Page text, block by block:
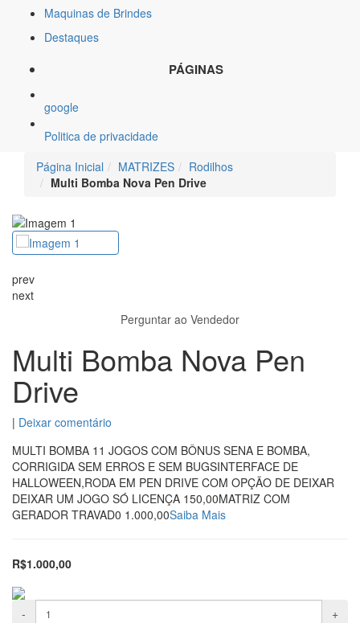
Maquinas de Brindes
Destaques
PÁGINAS
google
Politica de privacidade
Página Inicial
MATRIZES
Rodilhos
Multi Bomba Nova Pen Drive
prev
next
Perguntar ao Vendedor
Multi Bomba Nova Pen
Drive
| Deixar comentário
MULTI BOMBA 11 JOGOS COM BÔNUS SENA E BOMBA,
CORRIGIDA SEM ERROS E SEM BUGSINTERFACE DE
HALLOWEEN,RODA EM PEN DRIVE COM OPÇÃO DE DEIXAR
DEIXAR UM JOGO SÓ LICENÇA 150,00MATRIZ COM
GERADOR TRAVAD0 1.000,00Saiba Mais
R$1.000,00
- +